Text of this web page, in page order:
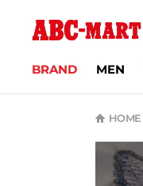
BRAND MEN
HOME